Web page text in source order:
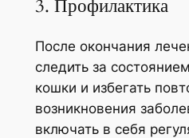
3. Профилактика
После окончания
следить за
кошки и избегать
возникновения
включать в себя